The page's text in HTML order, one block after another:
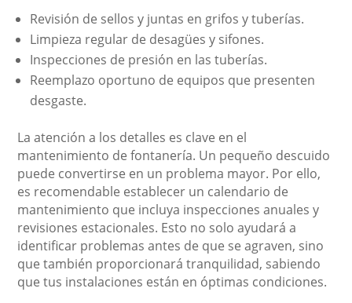
Revisión de sellos y juntas en grifos y tuberías.
Limpieza regular de desagües y sifones.
Inspecciones de presión en las tuberías.
Reemplazo oportuno de equipos que presenten
desgaste.
La atención a los detalles es clave en el
mantenimiento de fontanería. Un pequeño descuido
puede convertirse en un problema mayor. Por ello,
es recomendable establecer un calendario de
mantenimiento que incluya inspecciones anuales y
revisiones estacionales. Esto no solo ayudará a
identificar problemas antes de que se agraven, sino
que también proporcionará tranquilidad, sabiendo
que tus instalaciones están en óptimas condiciones.